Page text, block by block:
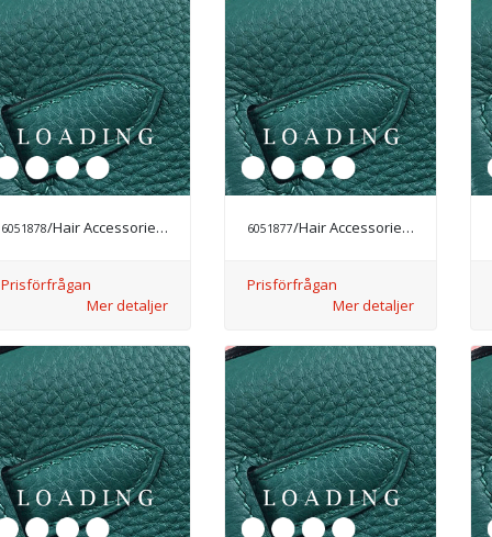
6051878/Hair Accessories från CHANEL
Prisförfrågan
Mer detaljer
6051877/Hair Accessories från CHANEL
Prisförfrågan
Mer detaljer